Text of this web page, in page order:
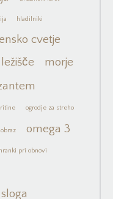
hladilniki
cvetje
ležišče morje
ogrodje za streho
omega 3
pri obnovi